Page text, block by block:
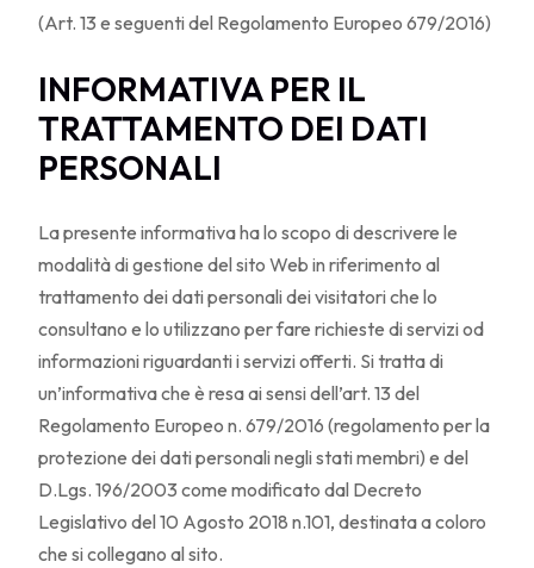
(Art. 13 e seguenti del Regolamento Europeo 679/2016)
INFORMATIVA PER IL
TRATTAMENTO DEI DATI
PERSONALI
La presente informativa ha lo scopo di descrivere le
modalità di gestione del sito Web in riferimento al
trattamento dei dati personali dei visitatori che lo
consultano e lo utilizzano per fare richieste di servizi od
informazioni riguardanti i servizi offerti. Si tratta di
un’informativa che è resa ai sensi dell’art. 13 del
Regolamento Europeo n. 679/2016 (regolamento per la
protezione dei dati personali negli stati membri) e del
D.Lgs. 196/2003 come modificato dal Decreto
Legislativo del 10 Agosto 2018 n.101, destinata a coloro
che si collegano al sito.